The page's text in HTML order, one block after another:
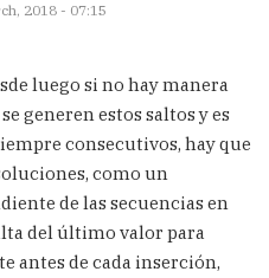
2018 - 07:15
luego si no hay manera
generen estos saltos y es
consecutivos, hay que
como un
de las secuencias en
del último valor para
antes de cada inserción,